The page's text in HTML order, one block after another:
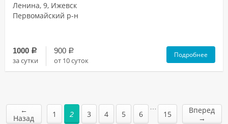
Ленина, 9, Ижевск
Первомайский р-н
1000 a
за сутки
900 a
от 10 суток
Подробнее
←
Назад
1 2 3 4 5 6
…
15
Вперед
→